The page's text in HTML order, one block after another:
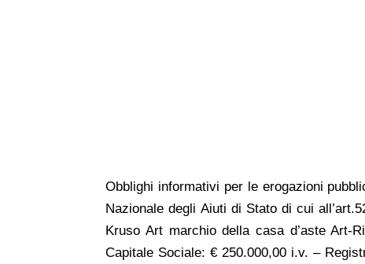
Obblighi informativi per le erogazioni
Nazionale degli Aiuti di Stato di cui
Kruso Art marchio della casa d’aste Art-
Capitale Sociale: € 250.000,00 i.v. –